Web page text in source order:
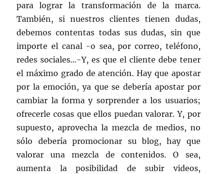
para lograr la transformación de la marca.
También, si nuestros clientes tienen dudas,
debemos contentas todas sus dudas, sin que
importe el canal -o sea, por correo, teléfono,
redes sociales…-Y, es que el cliente debe tener
el máximo grado de atención. Hay que apostar
por la emoción, ya que se debería apostar por
cambiar la forma y sorprender a los usuarios;
ofrecerle cosas que ellos puedan valorar. Y, por
supuesto, aprovecha la mezcla de medios, no
sólo debería promocionar su blog, hay que
valorar una mezcla de contenidos. O sea,
aumenta la posibilidad de subir videos,